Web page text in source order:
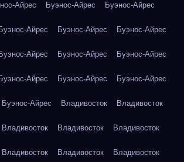
Айрес Буэнос-Айрес Буэнос-Айрес
Буэнос-Айрес Буэнос-Айрес Буэнос-Айрес
Буэнос-Айрес Буэнос-Айрес Буэнос-Айрес
Буэнос-Айрес Буэнос-Айрес Буэнос-Айрес
Буэнос-Айрес Владивосток Владивосток
Владивосток Владивосток Владивосток
Владивосток Владивосток Владивосток